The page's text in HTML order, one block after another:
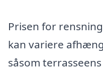
Prisen for
kan variere
såsom